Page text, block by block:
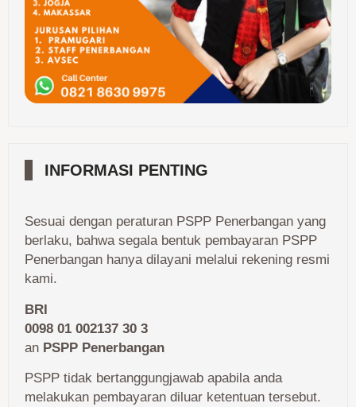
INFORMASI PENTING
Sesuai dengan peraturan PSPP Penerbangan yang
berlaku, bahwa segala bentuk pembayaran PSPP
Penerbangan hanya dilayani melalui rekening resmi
kami.
BRI
0098 01 002137 30 3
an PSPP Penerbangan
PSPP tidak bertanggungjawab apabila anda
melakukan pembayaran diluar ketentuan tersebut.